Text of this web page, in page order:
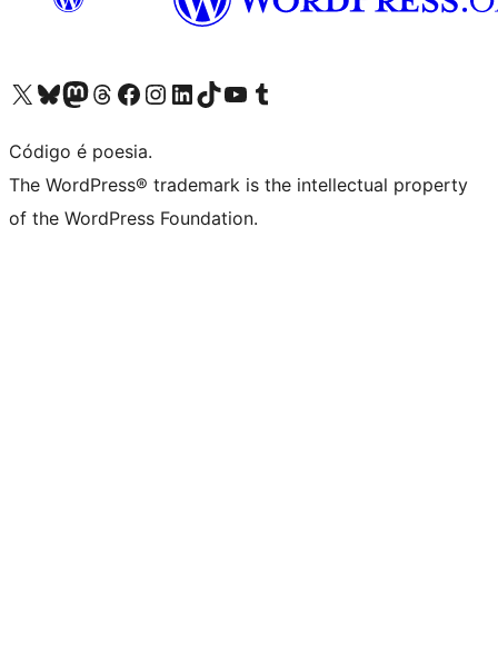
Acessar nossa conta do X (antigo Twitter)
Acessar nossa conta do Bluesky
Acessar nossa conta do Mastodon
Acessar nossa conta do Threads
Acessar nossa página do Facebook
Acessar nossa conta do Instagram
Acessar nossa conta do LinkedIn
Acessar nossa conta do TikTok
Acessar nosso canal do YouTube
Acessar nossa conta no Tumblr
Código é poesia.
The WordPress® trademark is the intellectual property
of the WordPress Foundation.